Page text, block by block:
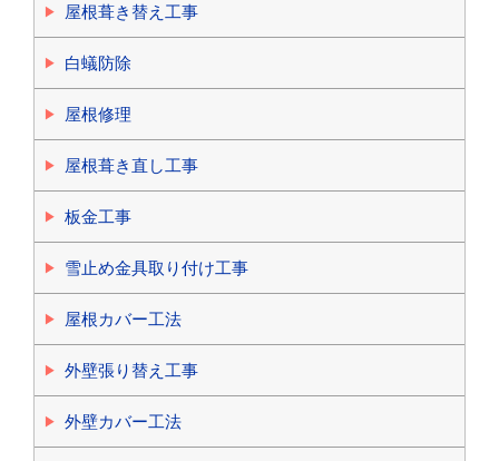
屋根葺き替え工事
白蟻防除
屋根修理
屋根葺き直し工事
板金工事
雪止め金具取り付け工事
屋根カバー工法
外壁張り替え工事
外壁カバー工法